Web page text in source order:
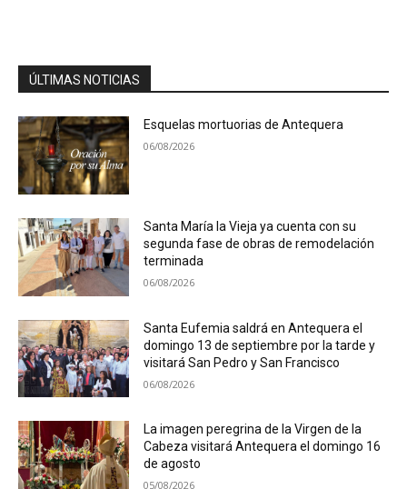
ÚLTIMAS NOTICIAS
Esquelas mortuorias de Antequera
06/08/2026
Santa María la Vieja ya cuenta con su
segunda fase de obras de remodelación
terminada
06/08/2026
Santa Eufemia saldrá en Antequera el
domingo 13 de septiembre por la tarde y
visitará San Pedro y San Francisco
06/08/2026
La imagen peregrina de la Virgen de la
Cabeza visitará Antequera el domingo 16
de agosto
05/08/2026